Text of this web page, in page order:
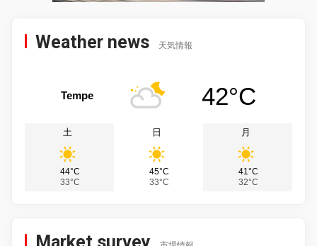
Weather news 天気情報
Tempe 42°C
土
44°C
33°C
日
45°C
33°C
月
41°C
32°C